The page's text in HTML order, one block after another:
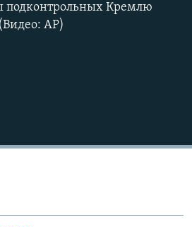
подконтрольных Кремлю
АР)